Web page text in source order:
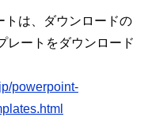
トは、ダウンロードの
レートをダウンロード
powerpoint-